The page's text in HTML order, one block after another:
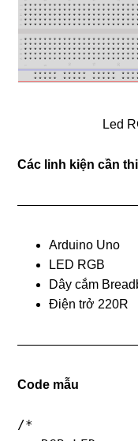
Led
Các linh kiện cần
Arduino Uno
LED RGB
Dây cắm
Điện trở 220R
Code mẫu
/*